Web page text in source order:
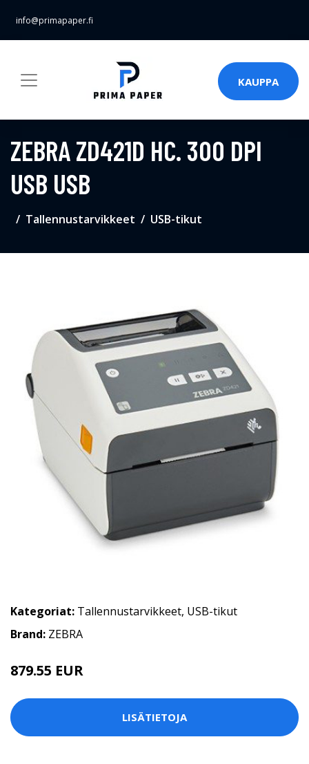
info@primapaper.fi
KAUPPA
ZEBRA ZD421D HC. 300 DPI
USB USB
Tallennustarvikkeet USB-tikut
Kategoriat: Tallennustarvikkeet, USB-tikut
Brand: ZEBRA
879.55 EUR
LISÄTIETOJA